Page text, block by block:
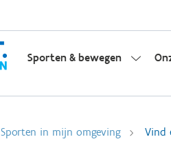
Sporten & bewegen
Sporten in mijn omgeving Vind